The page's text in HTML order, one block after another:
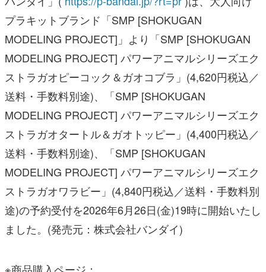
MODELING PROJECT] パワーアニマルシリーズエク
ストラガオピーコック＆ガオコブラ」(4,620円税込／
送料・手数料別途)、「SMP [SHOKUGAN
MODELING PROJECT] パワーアニマルシリーズエク
ストラガオタートル＆ガオトッピー」(4,400円税込／
送料・手数料別途)、「SMP [SHOKUGAN
MODELING PROJECT] パワーアニマルシリーズエク
ストラガオワラビー」(4,840円税込／送料・手数料別
途)の予約受付を2026年6月26日(金)19時に開始いたし
ました。(発売元：株式会社バンダイ)
※商品購入ページ：
パワーアニマルシリーズエクストラ特設ページ